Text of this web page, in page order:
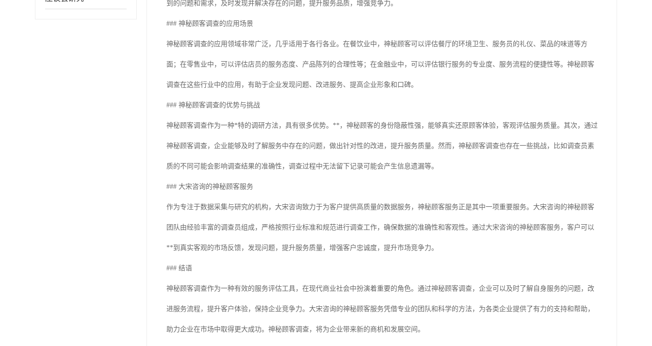
到的问题和需求，及时发现并解决存在的问题，提升服务品质，增强竞争力。
### 神秘顾客调查的应用场景
神秘顾客调查的应用领域非常广泛，几乎适用于各行各业。在餐饮业中，神秘顾客可以评估餐厅的环境卫生、服务员的礼仪、菜品的味道等方
面；在零售业中，可以评估店员的服务态度、产品陈列的合理性等；在金融业中，可以评估银行服务的专业度、服务流程的便捷性等。神秘顾客
调查在这些行业中的应用，有助于企业发现问题、改进服务、提高企业形象和口碑。
### 神秘顾客调查的优势与挑战
神秘顾客调查作为一种*特的调研方法，具有很多优势。**，神秘顾客的身份隐蔽性强，能够真实还原顾客体验，客观评估服务质量。其次，通过
神秘顾客调查，企业能够及时了解服务中存在的问题，做出针对性的改进，提升服务质量。然而，神秘顾客调查也存在一些挑战，比如调查员素
质的不同可能会影响调查结果的准确性，调查过程中无法留下记录可能会产生信息遗漏等。
### 大宋咨询的神秘顾客服务
作为专注于数据采集与研究的机构，大宋咨询致力于为客户提供高质量的数据服务，神秘顾客服务正是其中一项重要服务。大宋咨询的神秘顾客
团队由经验丰富的调查员组成，严格按照行业标准和规范进行调查工作，确保数据的准确性和客观性。通过大宋咨询的神秘顾客服务，客户可以
**到真实客观的市场反馈，发现问题，提升服务质量，增强客户忠诚度，提升市场竞争力。
### 结语
神秘顾客调查作为一种有效的服务评估工具，在现代商业社会中扮演着重要的角色。通过神秘顾客调查，企业可以及时了解自身服务的问题，改
进服务流程，提升客户体验，保持企业竞争力。大宋咨询的神秘顾客服务凭借专业的团队和科学的方法，为各类企业提供了有力的支持和帮助，
助力企业在市场中取得更大成功。神秘顾客调查，将为企业带来新的商机和发展空间。